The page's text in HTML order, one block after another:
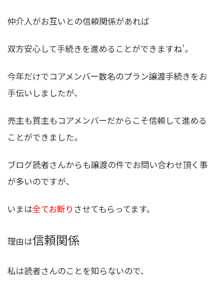
仲介人がお互いとの信頼関係があれば
双方安心して手続きを進めることができますね’。
今年だけでコアメンバー数名のプラン譲渡手続きをお
手伝いしましたが、
売主も買主もコアメンバーだからこそ信頼して進める
ことができました。
ブログ読者さんからも譲渡の件でお問い合わせ頂く事
が多いのですが、
いまは全てお断り させてもらってます。
理由は信頼関係
私は読者さんのことを知らないので、